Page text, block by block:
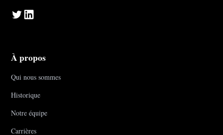
À propos
Qui nous sommes
Historique
Notre équipe
Carrières